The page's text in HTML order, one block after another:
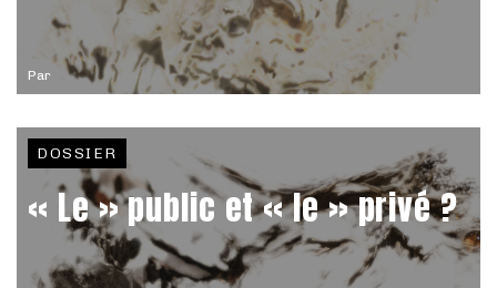
Par
DOSSIER
« Le » public et « le » privé ?